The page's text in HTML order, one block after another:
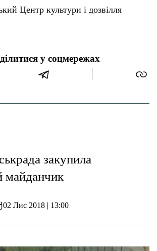
Центр культури і дозвілля
у соцмережах
закупила
майданчик
02 Лис 2018 | 13:00